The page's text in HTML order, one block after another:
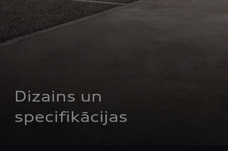
Dizains un
specifikācijas